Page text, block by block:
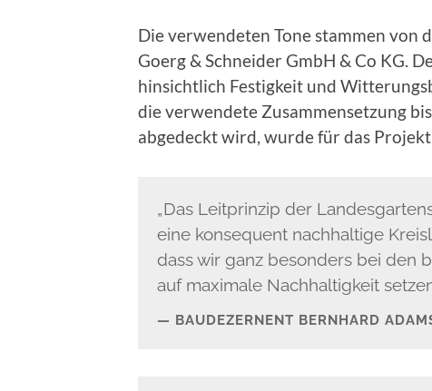
Die verwendeten Tone stammen von
Goerg & Schneider GmbH & Co KG.
hinsichtlich Festigkeit und
die verwendete Zusammensetzung
abgedeckt wird, wurde für das
„Das Leitprinzip der
eine konsequent nachhaltige
dass wir ganz besonders bei den
auf maximale Nachhaltigkeit
BAUDEZERNENT BERNHARD